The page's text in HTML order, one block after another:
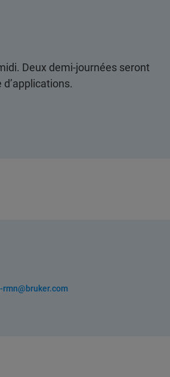
Deux demi-journées seront